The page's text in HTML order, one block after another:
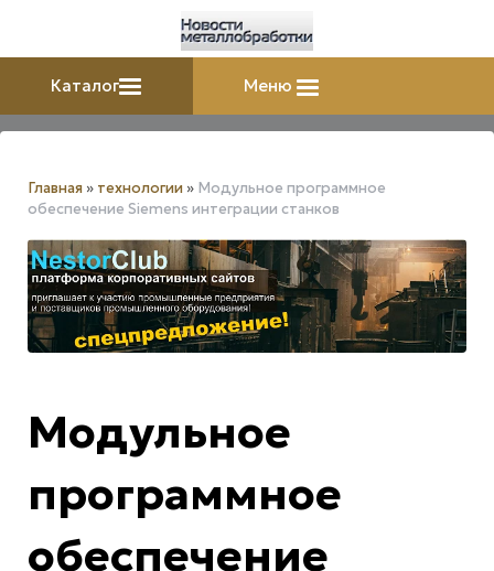
Каталог Меню
Главная » технологии » Модульное программное
обеспечение Siemens интеграции станков
Модульное
программное
обеспечение